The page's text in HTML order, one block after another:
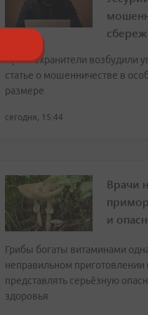
Правоохранители возбудили
статье о мошенничестве в
размере
сегодня, 15:44
Врачи
и
Грибы богаты витаминами
неправильном приготовлении
представлять серьёзную
здоровья